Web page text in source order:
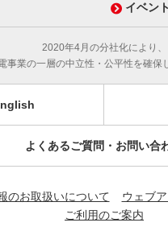
イベン
2020年4月の分社化により、
事業の一層の中立性・公平性を確保
よくあるご質問・お問い合
のお取扱いについて
ウェブ
ご利用のご案内